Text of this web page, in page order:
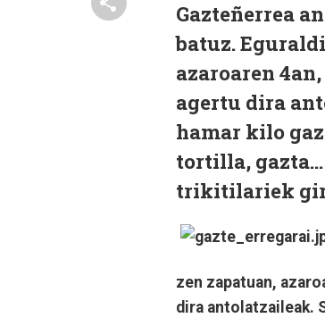
Gazteñerrea
batuz.
azaroaren
agertu dira
hamar kilo
tortilla, gazta…
trikitilariek
zen zapatuan,
dira antolatzaileak.